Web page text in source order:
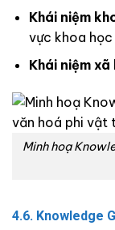
Khái niệm
vực khoa học
Khái niệm xã
Minh hoạ
4.6. Knowledge